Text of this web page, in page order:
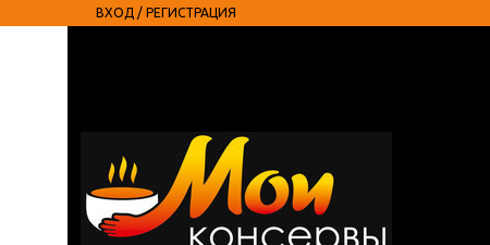
ВХОД / РЕГИСТРАЦИЯ